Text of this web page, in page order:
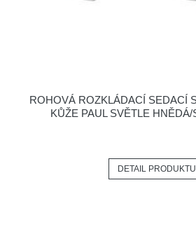
ROHOVÁ ROZKLÁDACÍ SEDACÍ
KŮŽE PAUL SVĚTLE
DETAIL PRODUKTU